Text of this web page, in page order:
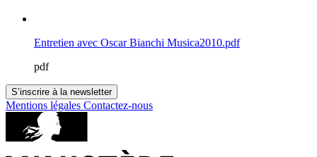
Entretien avec Oscar Bianchi Musica2010.pdf
pdf
S’inscrire à la newsletter
Mentions légales Contactez-nous